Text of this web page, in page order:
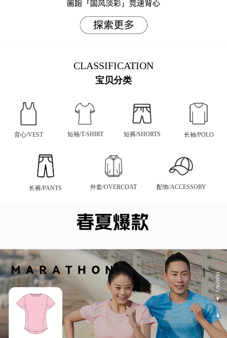
CLASSIFICATION
宝贝分类
背心/VEST 短袖/T-SHIRT 短裤/SHORTS 长袖/POLO
长裤/PANTS 外套/OVERCOAT 配饰/ACCESSORY